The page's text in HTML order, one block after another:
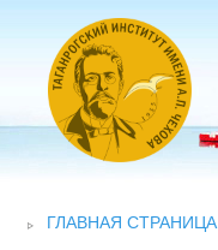
ГЛАВНАЯ СТРАНИЦА